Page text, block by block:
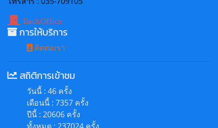
BackOffice
การให้บริการ
ติดต่อเรา
สถิติการเข้าชม
วันนี้ : 46 ครั้ง
เดือนนี้ : 7357 ครั้ง
ปีนี้ : 20606 ครั้ง